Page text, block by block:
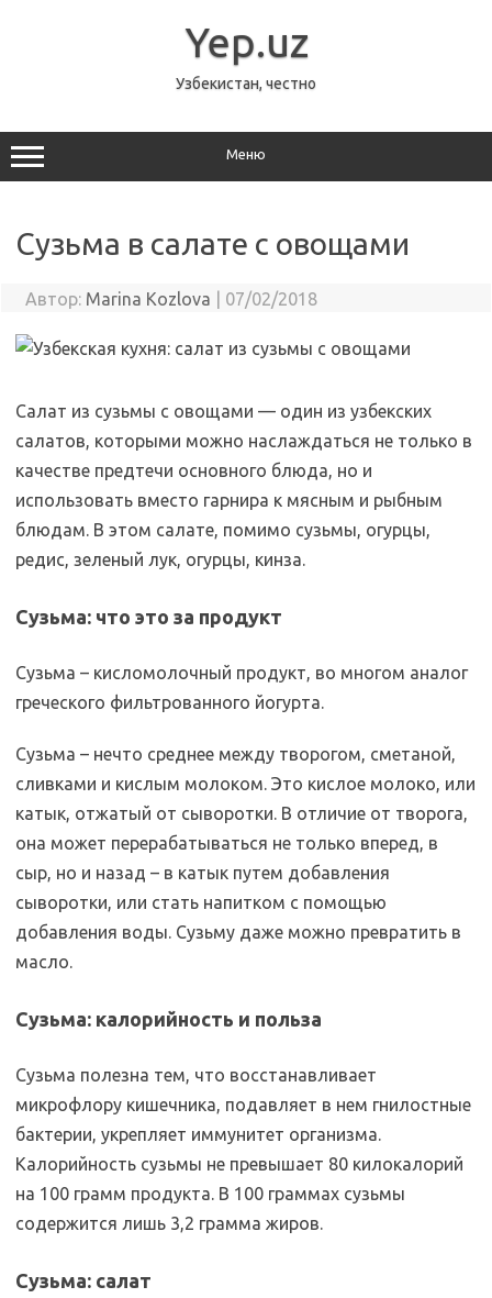
Yep.uz
Узбекистан, честно
Меню
Сузьма в салате с овощами
Автор: Marina Kozlova 07/02/2018
Салат из сузьмы с овощами — один из узбекских
салатов, которыми можно наслаждаться не только в
качестве предтечи основного блюда, но и
использовать вместо гарнира к мясным и рыбным
блюдам. В этом салате, помимо сузьмы, огурцы,
редис, зеленый лук, огурцы, кинза.
Сузьма: что это за продукт
Сузьма – кисломолочный продукт, во многом аналог
греческого фильтрованного йогурта.
Сузьма – нечто среднее между творогом, сметаной,
сливками и кислым молоком. Это кислое молоко, или
катык, отжатый от сыворотки. В отличие от творога,
она может перерабатываться не только вперед, в
сыр, но и назад – в катык путем добавления
сыворотки, или стать напитком с помощью
добавления воды. Сузьму даже можно превратить в
масло.
Сузьма: калорийность и польза
Сузьма полезна тем, что восстанавливает
микрофлору кишечника, подавляет в нем гнилостные
бактерии, укрепляет иммунитет организма.
Калорийность сузьмы не превышает 80 килокалорий
на 100 грамм продукта. В 100 граммах сузьмы
содержится лишь 3,2 грамма жиров.
Сузьма: салат